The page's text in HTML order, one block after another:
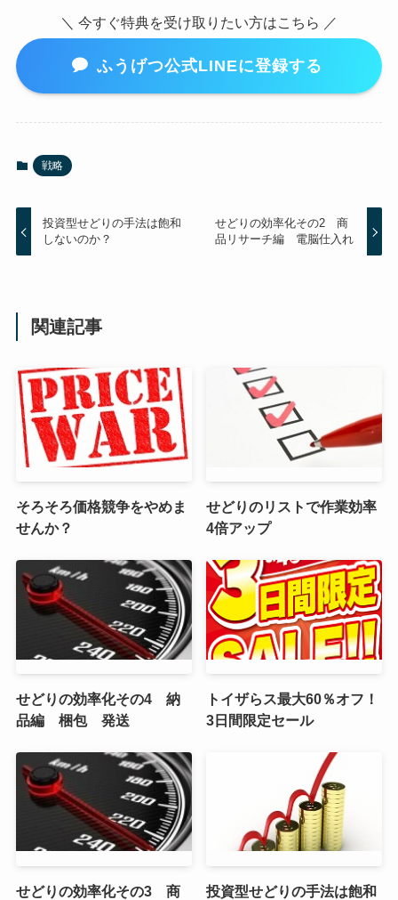
＼ 今すぐ特典を受け取りたい方はこちら ／
ふうげつ公式LINEに登録する
戦略
投資型せどりの手法は飽和
しないのか？
せどりの効率化その2 商
品リサーチ編 電脳仕入れ
関連記事
そろそろ価格競争をやめま
せんか？
せどりのリストで作業効率
4倍アップ
せどりの効率化その4 納
品編 梱包 発送
トイザらス最大60％オフ！
3日間限定セール
せどりの効率化その3 商
投資型せどりの手法は飽和